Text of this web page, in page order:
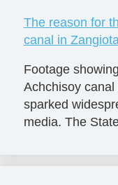
The reason for
canal in
Footage
Achchisoy
sparked
media. The